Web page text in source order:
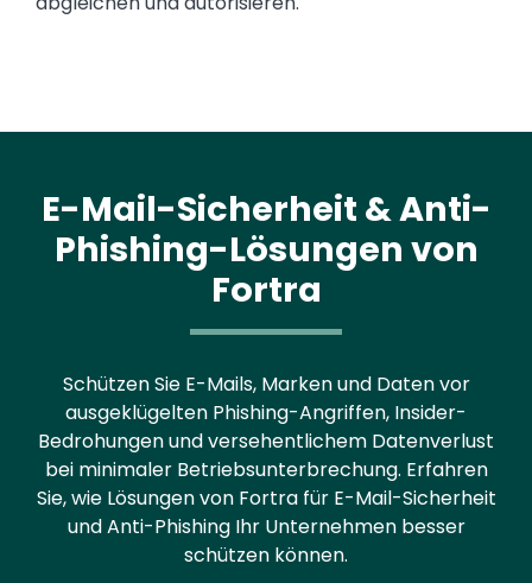
E-Mail-Sicherheit & Anti-
Phishing-Lösungen von
Fortra
Schützen Sie E-Mails, Marken und Daten vor
ausgeklügelten Phishing-Angriffen, Insider-
Bedrohungen und versehentlichem Datenverlust
bei minimaler Betriebsunterbrechung. Erfahren
Sie, wie Lösungen von Fortra für E-Mail-Sicherheit
und Anti-Phishing Ihr Unternehmen besser
schützen können.